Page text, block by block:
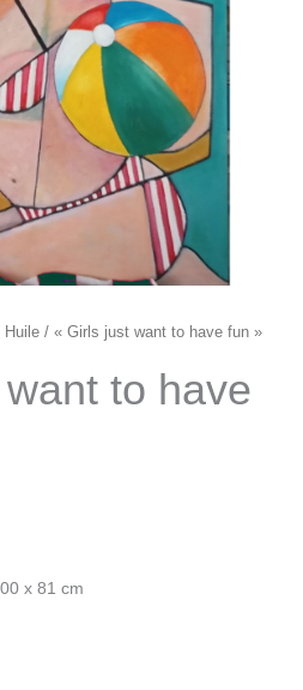
Huile / « Girls just want to have fun »
to have
x 81 cm